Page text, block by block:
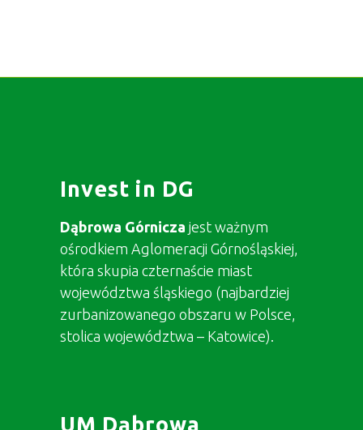
Invest in DG
Dąbrowa Górnicza jest ważnym
ośrodkiem Aglomeracji Górnośląskiej,
która skupia czternaście miast
województwa śląskiego (najbardziej
zurbanizowanego obszaru w Polsce,
stolica województwa – Katowice).
UM Dąbrowa